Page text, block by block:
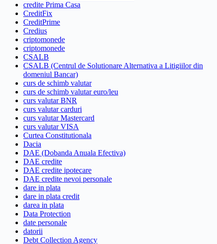
credite Prima Casa
CreditFix
CreditPrime
Credius
criptomonede
criptomonede
CSALB
CSALB (Centrul de Solutionare Alternativa a Litigiilor din
domeniul Bancar)
curs de schimb valutar
curs de schimb valutar euro/leu
curs valutar BNR
curs valutar carduri
curs valutar Mastercard
curs valutar VISA
Curtea Constitutionala
Dacia
DAE (Dobanda Anuala Efectiva)
DAE credite
DAE credite ipotecare
DAE credite nevoi personale
dare in plata
dare in plata credit
darea in plata
Data Protection
date personale
datorii
Debt Collection Agency